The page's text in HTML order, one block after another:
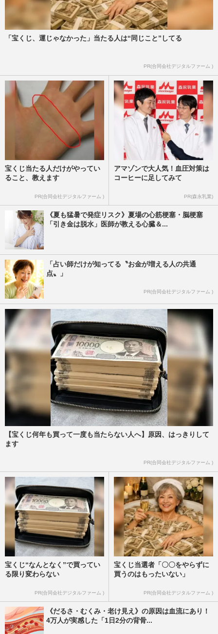
「宝くじ、運じゃなかった」当たる人は“同じこと”してる
PR(合同会社デジタルファーム )
宝くじ当たる人だけがやってい
ること、教えます
PR(合同会社デジタルファーム )
アマゾンで大人気！血圧対策は
コーヒーに足してみて
PR(森永乳業)
《夏も猛暑で発症リスク》夏場の心筋梗塞・脳梗塞
「引き金は脱水」医師が教える心臓＆...
「占い師だけが知ってる〝お金が増える人の共通
点〟」
PR(合同会社デジタルファーム )
【宝くじ何年も買って一度も当たらない人へ】原因、はっきりして
ます
PR(合同会社デジタルファーム )
宝くじ“なんとなく”で買ってい
る限り変わらない
PR(合同会社デジタルファーム )
宝くじ当選者「〇〇をやらずに
買うのはもったいない」
PR(合同会社デジタルファーム )
《だるさ・むくみ・老け見え》の原因は血流にあり！
4万人が実感した「1日2分の背骨...